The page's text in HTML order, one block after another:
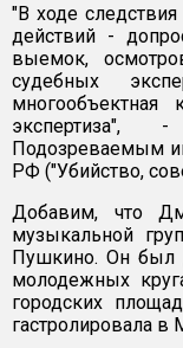
"В ходе
действий -
выемок,
судебных
многообъектная
экспертиза",
Подозреваемым
РФ ("Убийство,
Добавим, что
музыкальной
Пушкино. Он был
молодежных
городских
гастролировала в